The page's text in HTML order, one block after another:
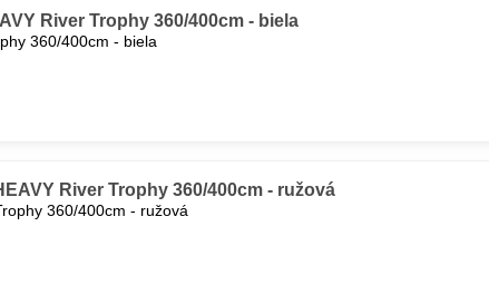
River Trophy 360/400cm - biela
360/400cm - biela
River Trophy 360/400cm - ružová
360/400cm - ružová